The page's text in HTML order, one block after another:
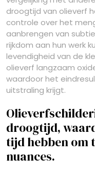
droogtijd van olieverf
controle over het
aanbrengen van
rijkdom aan hun werk
levendigheid van de
olieverf langzaam
waardoor het
uitstraling krijgt.
droogtijd,
tijd hebben om
nuances.